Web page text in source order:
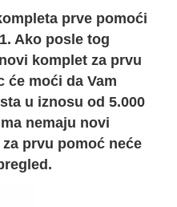
prve pomoći
Ako posle tog
komplet za prvu
će moći da Vam
u iznosu od 5.000
nemaju novi
prvu pomoć neće